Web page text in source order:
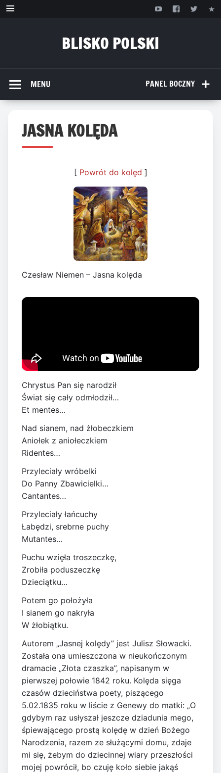
Przejdź
BLISKO POLSKI
PANEL BOCZNY
MENU
JASNA KOLĘDA
[ Powrót do kolęd ]
Czesław Niemen – Jasna kolęda
Chrystus Pan się narodził
Świat się cały odmłodził…
Et mentes…
Nad sianem, nad żłobeczkiem
Aniołek z aniołeczkiem
Ridentes…
Przyleciały wróbelki
Do Panny Zbawicielki…
Cantantes…
Przyleciały łańcuchy
Łabędzi, srebrne puchy
Mutantes…
Puchu wzięła troszeczkę,
Zrobiła poduszeczkę
Dzieciątku…
Potem go położyła
I sianem go nakryła
W żłobiątku.
Autorem „Jasnej kolędy” jest Julisz Słowacki.
Została ona umieszczona w nieukończonym
dramacie „Złota czaszka”, napisanym w
pierwszej połowie 1842 roku. Kolęda sięga
czasów dzieciństwa poety, piszącego
5.02.1835 roku w liście z Genewy do matki: „O
gdybym raz usłyszał jeszcze dziadunia mego,
śpiewającego prostą kolędę w dzień Bożego
Narodzenia, razem ze służącymi domu, zdaje
mi się, żebym do dziecinnej wiary przeszłości
mojej powrócił, bo czuję koło siebie jakąś